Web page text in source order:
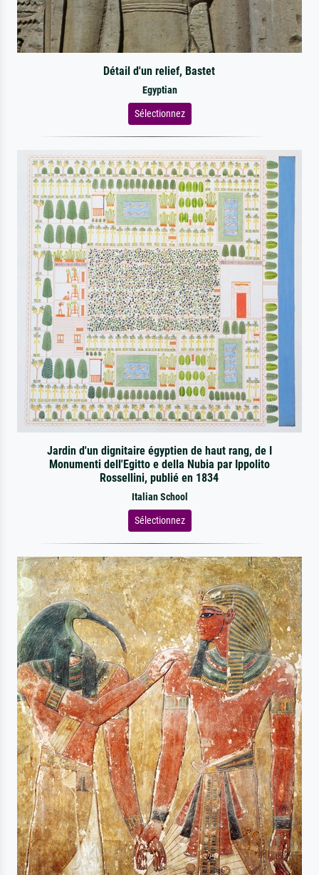
Détail d'un relief, Bastet
Egyptian
Sélectionnez
Jardin d'un dignitaire égyptien de haut rang, de I
Monumenti dell'Egitto e della Nubia par Ippolito
Rossellini, publié en 1834
Italian School
Sélectionnez